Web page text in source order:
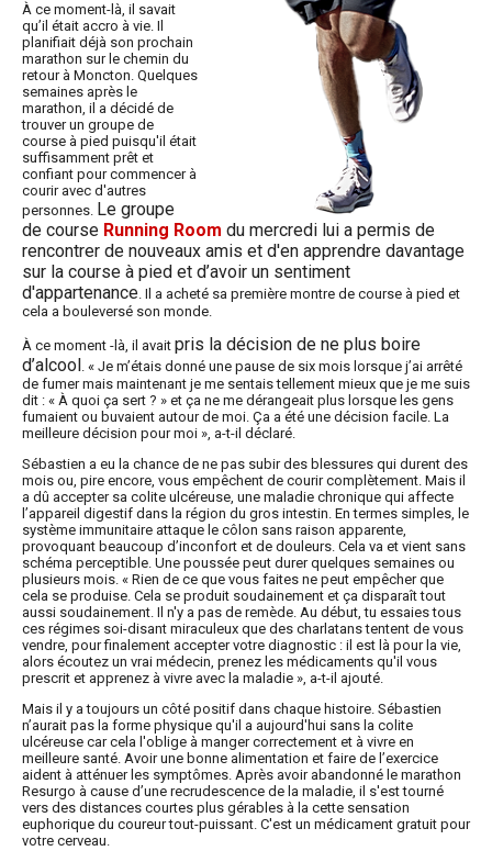
À ce moment-là, il savait
qu’il était accro à vie. Il
planifiait déjà son prochain
marathon sur le chemin du
retour à Moncton. Quelques
semaines après le
marathon, il a décidé de
trouver un groupe de
course à pied puisqu'il était
suffisamment prêt et
confiant pour commencer à
courir avec d'autres
personnes. Le groupe
de course Running Room du mercredi lui a permis de
rencontrer de nouveaux amis et d'en apprendre davantage
sur la course à pied et d’avoir un sentiment
d'appartenance. Il a acheté sa première montre de course à pied et
cela a bouleversé son monde.
À ce moment -là, il avait pris la décision de ne plus boire
d’alcool. « Je m’étais donné une pause de six mois lorsque j’ai arrêté
de fumer mais maintenant je me sentais tellement mieux que je me suis
dit : « À quoi ça sert ? » et ça ne me dérangeait plus lorsque les gens
fumaient ou buvaient autour de moi. Ça a été une décision facile. La
meilleure décision pour moi », a-t-il déclaré.
Sébastien a eu la chance de ne pas subir des blessures qui durent des
mois ou, pire encore, vous empêchent de courir complètement. Mais il
a dû accepter sa colite ulcéreuse, une maladie chronique qui affecte
l’appareil digestif dans la région du gros intestin. En termes simples, le
système immunitaire attaque le côlon sans raison apparente,
provoquant beaucoup d’inconfort et de douleurs. Cela va et vient sans
schéma perceptible. Une poussée peut durer quelques semaines ou
plusieurs mois. « Rien de ce que vous faites ne peut empêcher que
cela se produise. Cela se produit soudainement et ça disparaît tout
aussi soudainement. Il n'y a pas de remède. Au début, tu essaies tous
ces régimes soi-disant miraculeux que des charlatans tentent de vous
vendre, pour finalement accepter votre diagnostic : il est là pour la vie,
alors écoutez un vrai médecin, prenez les médicaments qu'il vous
prescrit et apprenez à vivre avec la maladie », a-t-il ajouté.
Mais il y a toujours un côté positif dans chaque histoire. Sébastien
n’aurait pas la forme physique qu'il a aujourd'hui sans la colite
ulcéreuse car cela l'oblige à manger correctement et à vivre en
meilleure santé. Avoir une bonne alimentation et faire de l’exercice
aident à atténuer les symptômes. Après avoir abandonné le marathon
Resurgo à cause d’une recrudescence de la maladie, il s'est tourné
vers des distances courtes plus gérables à la cette sensation
euphorique du coureur tout-puissant. C'est un médicament gratuit pour
votre cerveau.